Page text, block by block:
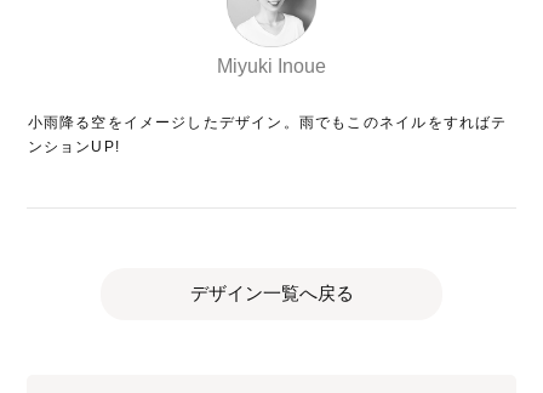
Miyuki Inoue
小雨降る空をイメージしたデザイン。雨でもこのネイルをすればテ
ンションUP!
デザイン一覧へ戻る